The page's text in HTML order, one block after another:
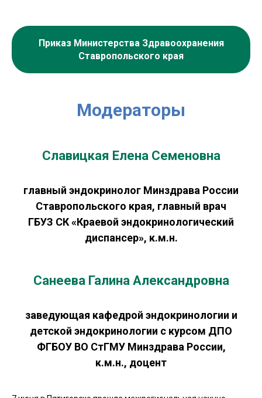
Приказ Министерства Здравоохранения
Ставропольского края
Модераторы
Славицкая Елена Семеновна
главный эндокринолог Минздрава России
Ставропольского края, главный врач
ГБУЗ СК «Краевой эндокринологический
диспансер», к.м.н.
Санеева Галина Александровна
заведующая кафедрой эндокринологии и
детской эндокринологии с курсом ДПО
ФГБОУ ВО СтГМУ Минздрава России,
к.м.н., доцент